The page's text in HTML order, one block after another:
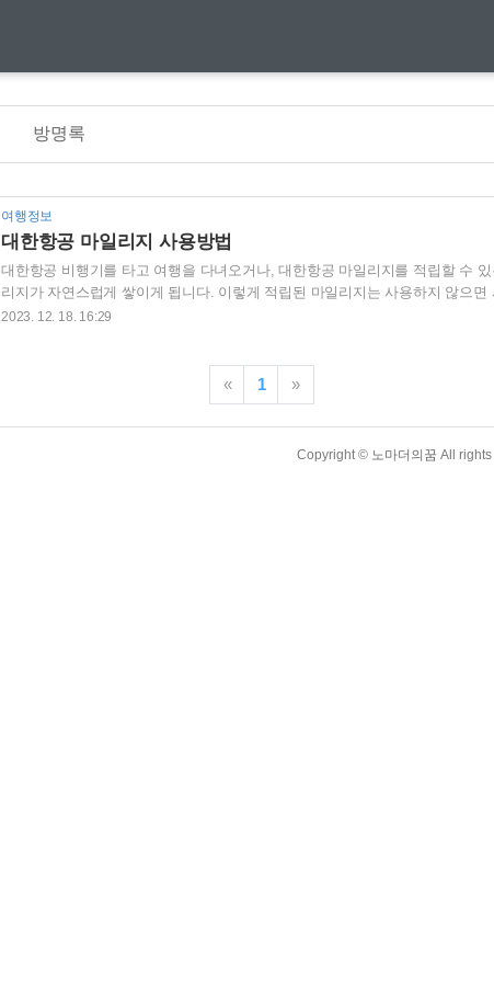
방명록
여행정보
대한항공 마일리지 사용방법
대한항공 비행기를 타고 여행을 다녀오거나, 대한항공 마일리지를 적립할 수
리지가 자연스럽게 쌓이게 됩니다. 이렇게 적립된 마일리지는 사용하지 않으면
있습니다. 대한항공 마일리지가 사라지기전에 사용할 수 있는 방법을 지금부터
인하는 방법이 있습니다. 그 외에도 대한항공 마일리지 적립 카드를 사용하고
인 할 수 있습니다. 대한항공 홈페이지 바로가기 아이폰 대한항공 어플 다운 안
2023. 12. 18. 16:29
« 1 »
Copyright © 노마더의꿈 All